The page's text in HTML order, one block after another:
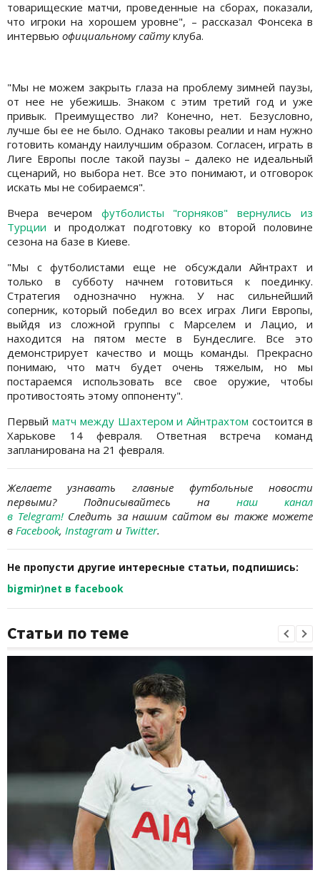
товарищеские матчи, проведенные на сборах, показали,
что игроки на хорошем уровне", – рассказал Фонсека в
интервью официальному сайтуклуба.
"Мы не можем закрыть глаза на проблему зимней паузы,
от нее не убежишь. Знаком с этим третий год и уже
привык. Преимущество ли? Конечно, нет. Безусловно,
лучше бы ее не было. Однако таковы реалии и нам нужно
готовить команду наилучшим образом. Согласен, играть в
Лиге Европы после такой паузы – далеко не идеальный
сценарий, но выбора нет. Все это понимают, и отговорок
искать мы не собираемся".
Вчера вечером футболисты "горняков" вернулись из
Турции и продолжат подготовку ко второй половине
сезона на базе в Киеве.
"Мы с футболистами еще не обсуждали Айнтрахт и
только в субботу начнем готовиться к поединку.
Стратегия однозначно нужна. У нас сильнейший
соперник, который победил во всех играх Лиги Европы,
выйдя из сложной группы с Марселем и Лацио, и
находится на пятом месте в Бундеслиге. Все это
демонстрирует качество и мощь команды. Прекрасно
понимаю, что матч будет очень тяжелым, но мы
постараемся использовать все свое оружие, чтобы
противостоять этому оппоненту".
Первый матч между Шахтером и Айнтрахтом состоится в
Харькове 14 февраля. Ответная встреча команд
запланирована на 21 февраля.
Желаете узнавать главные футбольные новости
первыми? Подписывайтесь на наш канал
в Telegram!Следить за нашим сайтом вы также можете
в Facebook, Instagram и Twitter.
Не пропусти другие интересные статьи, подпишись:
bigmir)net в facebook
Статьи по теме